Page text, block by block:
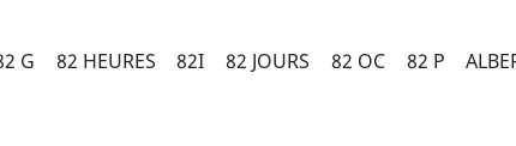
G 82 HEURES 82I 82 JOURS 82 OC 82 P